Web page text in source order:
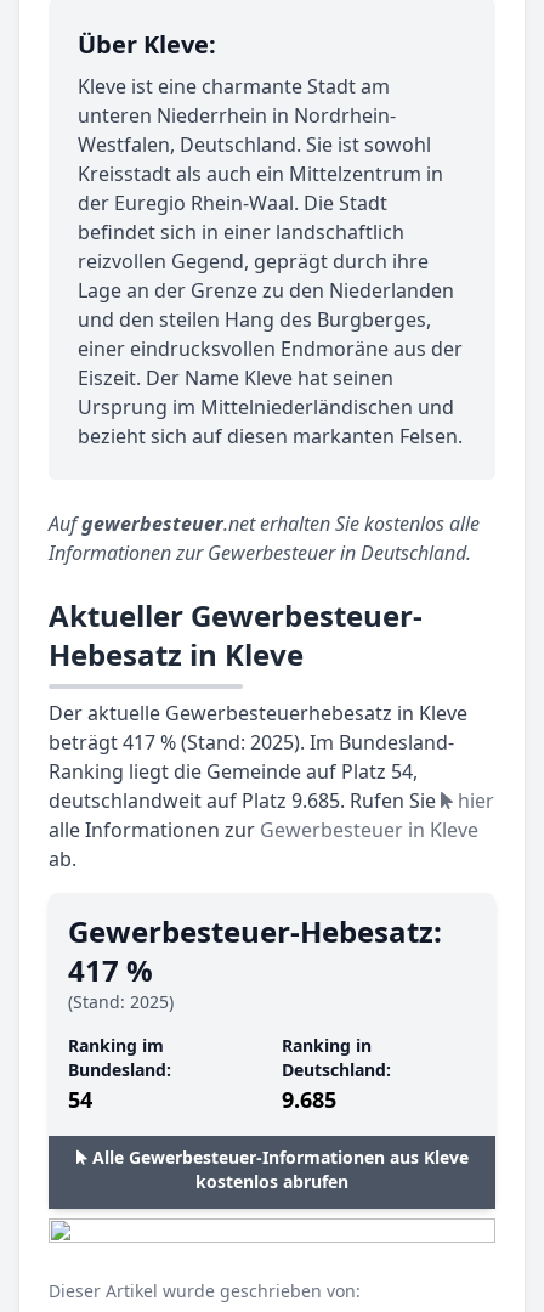
Über Kleve:
Kleve ist eine charmante Stadt am
unteren Niederrhein in Nordrhein-
Westfalen, Deutschland. Sie ist sowohl
Kreisstadt als auch ein Mittelzentrum in
der Euregio Rhein-Waal. Die Stadt
befindet sich in einer landschaftlich
reizvollen Gegend, geprägt durch ihre
Lage an der Grenze zu den Niederlanden
und den steilen Hang des Burgberges,
einer eindrucksvollen Endmoräne aus der
Eiszeit. Der Name Kleve hat seinen
Ursprung im Mittelniederländischen und
bezieht sich auf diesen markanten Felsen.
Aufgewerbesteuer.net erhalten Sie kostenlos alle
Informationen zur Gewerbesteuer in Deutschland.
Aktueller Gewerbesteuer-
Hebesatz in Kleve
Der aktuelle Gewerbesteuerhebesatz in Kleve
beträgt 417 % (Stand: 2025). Im Bundesland-
Ranking liegt die Gemeinde auf Platz 54,
deutschlandweit auf Platz 9.685. Rufen Sie
hier
alle Informationen zur Gewerbesteuer in Kleve
ab.
Gewerbesteuer-Hebesatz:
417 %
(Stand: 2025)
Ranking im
Bundesland:
54
Ranking in
Deutschland:
9.685
Alle Gewerbesteuer-Informationen aus Kleve
kostenlos abrufen
Dieser Artikel wurde geschrieben von: